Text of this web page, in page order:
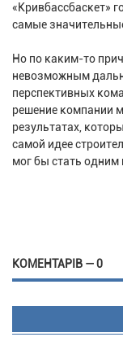
«Кривбассбаскет»
самые
Но по каким-то
невозможным
перспективных
решение компании
результатах,
самой идее
мог бы стать одним
КОМЕНТАРІВ — 0